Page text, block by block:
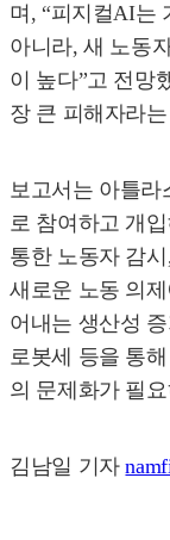
며, “피지컬AI는
아니라, 새 노동
이 높다”고 전망
장 큰 피해자라
보고서는 아틀라
로 참여하고 개
통한 노동자 감
새로운 노동 의
어내는 생산성
로봇세 등을 통
의 문제화가 필
김남일 기자